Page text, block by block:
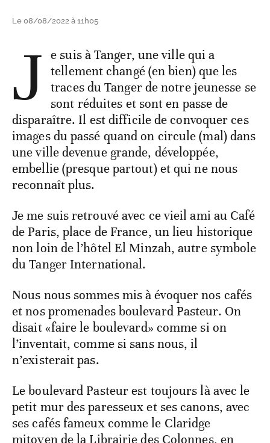
Le 08/08/2022 à 11h05
J e suis à Tanger, une ville qui a
tellement changé (en bien) que les
traces du Tanger de notre jeunesse se
sont réduites et sont en passe de
disparaître. Il est difficile de convoquer ces
images du passé quand on circule (mal) dans
une ville devenue grande, développée,
embellie (presque partout) et qui ne nous
reconnaît plus.
Je me suis retrouvé avec ce vieil ami au Café
de Paris, place de France, un lieu historique
non loin de l’hôtel El Minzah, autre symbole
du Tanger International.
Nous nous sommes mis à évoquer nos cafés
et nos promenades boulevard Pasteur. On
disait «faire le boulevard» comme si on
l’inventait, comme si sans nous, il
n’existerait pas.
Le boulevard Pasteur est toujours là avec le
petit mur des paresseux et ses canons, avec
ses cafés fameux comme le Claridge
mitoyen de la Librairie des Colonnes, en